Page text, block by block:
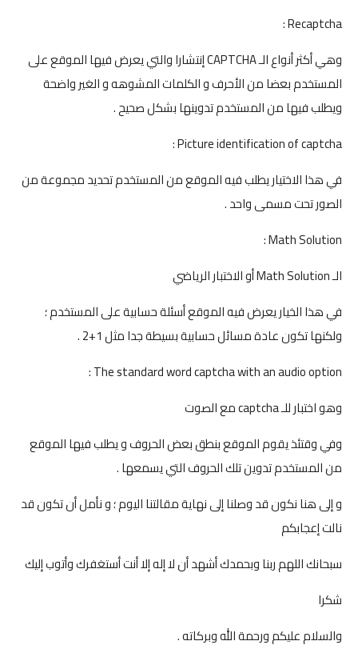
Recaptcha :
وهي أكثر أنواع الـ CAPTCHA إنتشارا والتي يعرض فيها الموقع على
المستخدم بعضا من الأحرف و الكلمات المشوهه و الغير واضحة
ويطلب فيها من المستخدم تدوينها بشكل صحيح .
Picture identification of captcha :
في هذا الاختيار يطلب فيه الموقع من المستخدم تحديد مجموعة من
الصور تحت مسمى واحد .
Math Solution :
الـ Math Solution أو الاختبار الرياضي
في هذا الخيار يعرض فيه الموقع أسئلة حسابية على المستخدم ؛
ولكنها تكون عادة مسائل حسابية بسيطة جدا مثل 1+2 .
The standard word captcha with an audio option :
وهو اختبار للـ captcha مع الصوت
وفي وقتئذ يقوم الموقع بنطق بعض الحروف و يطلب فيها الموقع
من المستخدم تدوين تلك الحروف التي يسمعها .
و إلى هنا نكون قد وصلنا إلى نهاية مقالتنا اليوم ؛ و نأمل أن تكون قد
نالت إعجابكم
سبحانك اللهم ربنا وبحمدك أشهد أن لا إله إلا أنت أستغفرك وأتوب إليك
شكرا
والسلام عليكم ورحمة الله وبركاته .